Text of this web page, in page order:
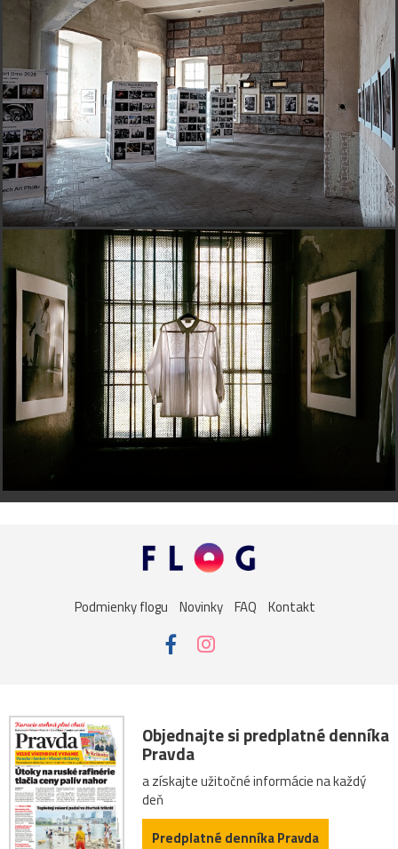
Podmienky flogu Novinky FAQ Kontakt
Objednajte si predplatné denníka
Pravda
a získajte užitočné informácie na každý
deň
Predplatné denníka Pravda